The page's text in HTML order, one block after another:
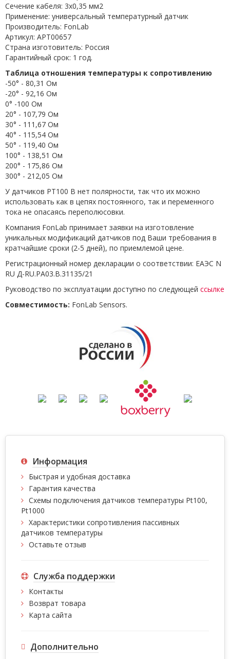
Сечение кабеля: 3x0,35 мм2
Применение: универсальный температурный датчик
Производитель: FonLab
Артикул: APT00657
Страна изготовитель: Россия
Гарантийный срок: 1 год.
Таблица отношения температуры к сопротивлению
-50° - 80,31 Ом
-20° - 92,16 Ом
0° -100 Ом
20° - 107,79 Ом
30° - 111,67 Ом
40° - 115,54 Ом
50° - 119,40 Ом
100° - 138,51 Ом
200° - 175,86 Ом
300° - 212,05 Ом
У датчиков PT100 B нет полярности, так что их можно
использовать как в цепях постоянного, так и переменного
тока не опасаясь переполюсовки.
Компания FonLab принимает заявки на изготовление
уникальных модификаций датчиков под Ваши требования в
кратчайшие сроки (2-5 дней), по приемлемой цене.
Регистрационный номер декларации о соответствии: ЕАЭС N
RU Д-RU.РА03.В.31135/21
Руководство по эксплуатации доступно по следующей ссылке
Совместимость: FonLab Sensors.
Информация
Быстрая и удобная доставка
Гарантия качества
Схемы подключения датчиков температуры Pt100,
Pt1000
Характеристики сопротивления пассивных
датчиков температуры
Оставьте отзыв
Служба поддержки
Контакты
Возврат товара
Карта сайта
Дополнительно